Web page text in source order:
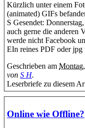
Kürzlich unter einem
(animated) GIFs
S Gesendet:
auch gerne die anderen
werde nicht Facebook
EIn reines PDF oder
Geschrieben am
von S H.
Leserbriefe zu diesem
Online wie Offline?